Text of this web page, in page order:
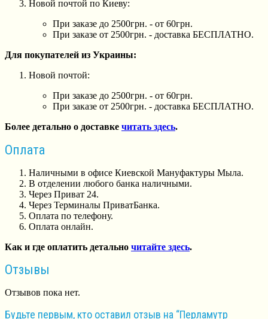
Новой почтой по Киеву:
При заказе до 2500грн. - от 60грн.
При заказе от 2500грн. - доставка БЕСПЛАТНО.
Для покупателей из Украины:
Новой почтой:
При заказе до 2500грн. - от 60грн.
При заказе от 2500грн. - доставка БЕСПЛАТНО.
Более детально о доставке читать здесь.
Оплата
Наличными в офисе Киевской Мануфактуры Мыла.
В отделении любого банка наличными.
Через Приват 24.
Через Терминалы ПриватБанка.
Оплата по телефону.
Оплата онлайн.
Как и где оплатить детально читайте здесь.
Отзывы
Отзывов пока нет.
Будьте первым, кто оставил отзыв на “Перламутр